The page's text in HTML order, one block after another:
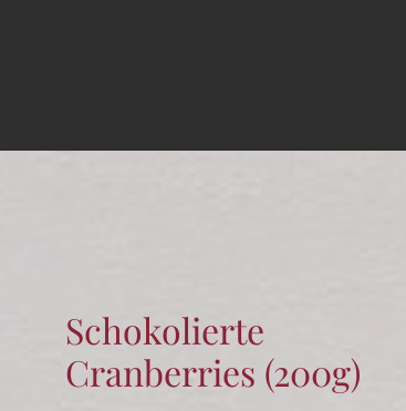
Schokolierte
Cranberries (200g)